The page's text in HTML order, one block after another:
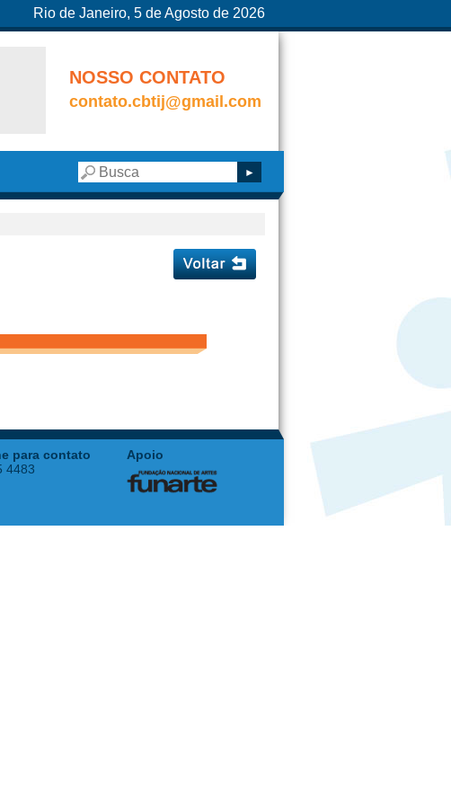
Rio de Janeiro, 5 de Agosto de 2026
NOSSO CONTATO
contato.cbtij@gmail.com
para contato
4483
Apoio